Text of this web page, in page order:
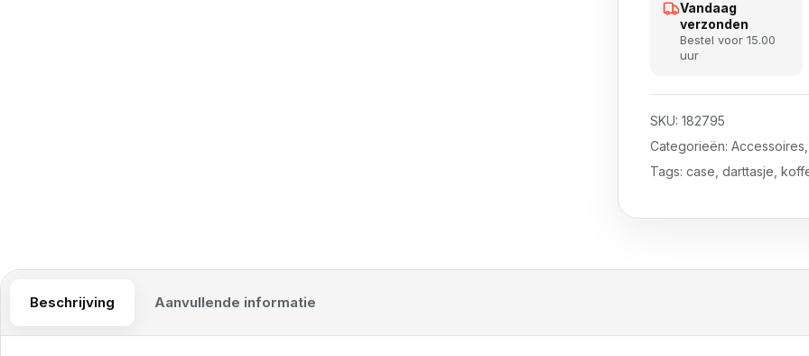
Vandaag
verzonden
Bestel voor 15.00
uur
SKU:182795
Categorieën:Accessoires
Tags:case ,darttasje ,
Beschrijving Aanvullende informatie